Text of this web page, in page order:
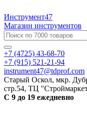
Инструмент47
Магазин инструментов
+7 (4725) 43-68-70
+7 (915) 521-21-94
instrument47@tdprof.com
Старый Оскол, мкр.
стр.54, ТЦ
С 9 до 19 ежедневно